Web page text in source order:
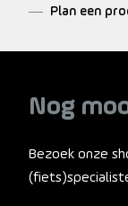
Plan een
Nog
Bezoek onze